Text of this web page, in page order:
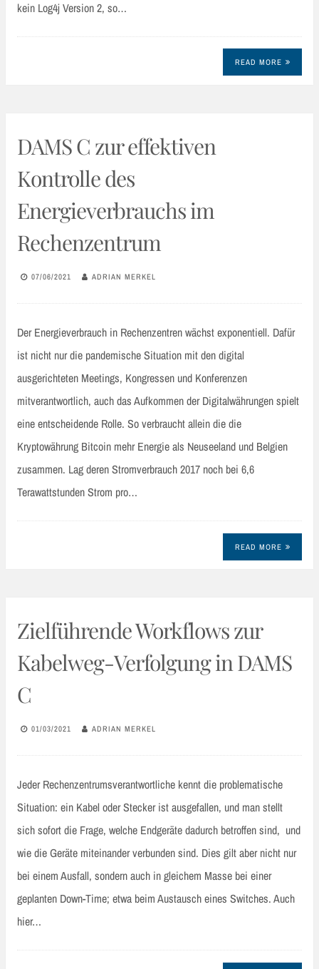
kein Log4j Version 2, so…
READ MORE
DAMS C zur effektiven
Kontrolle des
Energieverbrauchs im
Rechenzentrum
07/06/2021 ADRIAN MERKEL
Der Energieverbrauch in Rechenzentren wächst exponentiell. Dafür
ist nicht nur die pandemische Situation mit den digital
ausgerichteten Meetings, Kongressen und Konferenzen
mitverantwortlich, auch das Aufkommen der Digitalwährungen spielt
eine entscheidende Rolle. So verbraucht allein die die
Kryptowährung Bitcoin mehr Energie als Neuseeland und Belgien
zusammen. Lag deren Stromverbrauch 2017 noch bei 6,6
Terawattstunden Strom pro…
READ MORE
Zielführende Workflows zur
Kabelweg-Verfolgung in DAMS
C
01/03/2021 ADRIAN MERKEL
Jeder Rechenzentrumsverantwortliche kennt die problematische
Situation: ein Kabel oder Stecker ist ausgefallen, und man stellt
sich sofort die Frage, welche Endgeräte dadurch betroffen sind, und
wie die Geräte miteinander verbunden sind. Dies gilt aber nicht nur
bei einem Ausfall, sondern auch in gleichem Masse bei einer
geplanten Down-Time; etwa beim Austausch eines Switches. Auch
hier…